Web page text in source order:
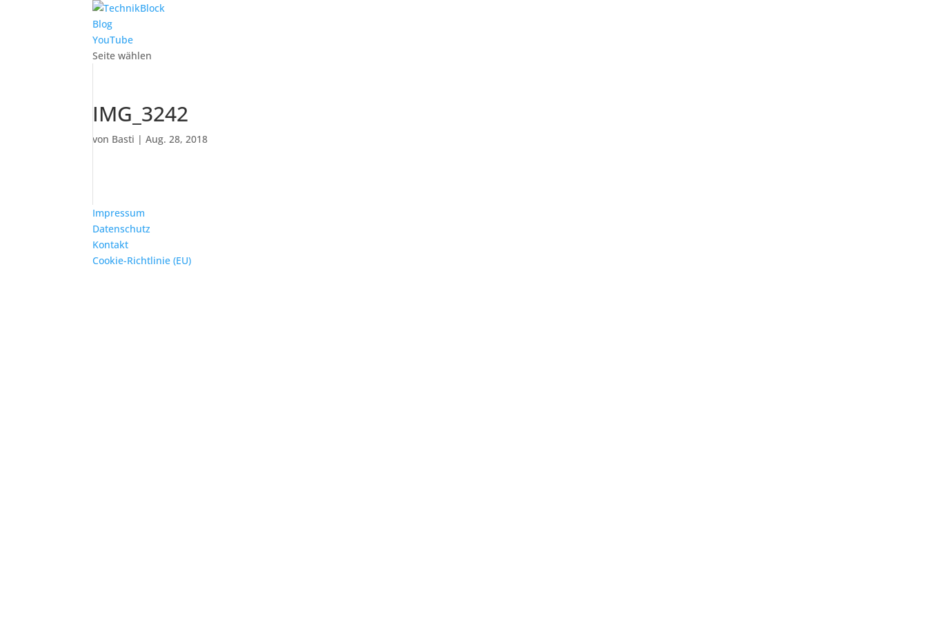
Blog
YouTube
Seite wählen
IMG_3242
von Basti |Aug. 28, 2018
Impressum
Datenschutz
Kontakt
Cookie-Richtlinie (EU)